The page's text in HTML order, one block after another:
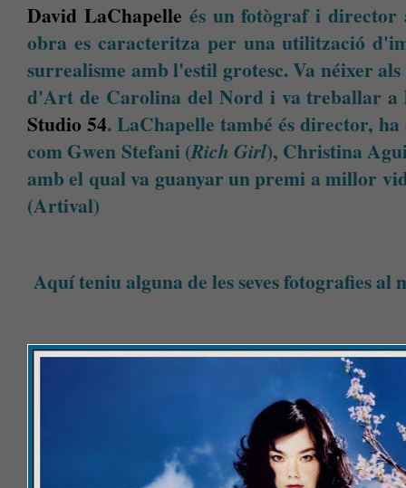
David LaChapelle és un fotògraf i director
obra es caracteritza per una utilització
surrealisme amb l'estil grotesc. Va néixer
d'Art de Carolina del Nord i va treballar a
Studio 54. LaChapelle també és director,
com Gwen Stefani (Rich Girl), Christina
amb el qual va guanyar un premi a millor
(Artival)
Aquí teniu alguna de les seves fotografies